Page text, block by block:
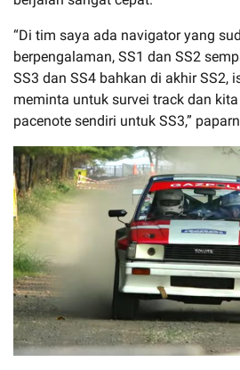
“Di tim saya ada navigator yang
berpengalaman, SS1 dan SS2
SS3 dan SS4 bahkan di akhir SS2,
meminta untuk survei track dan
pacenote sendiri untuk SS3,”